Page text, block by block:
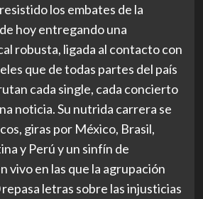
los embates de la
hoy entregando una
robusta, ligada al contacto con
que de todas partes del país
cada single, cada concierto
noticia. Su nutrida carrera se
giras por México, Brasil,
y Perú yun sinfín de
vivo en las que la agrupación
letras sobre las injusticias